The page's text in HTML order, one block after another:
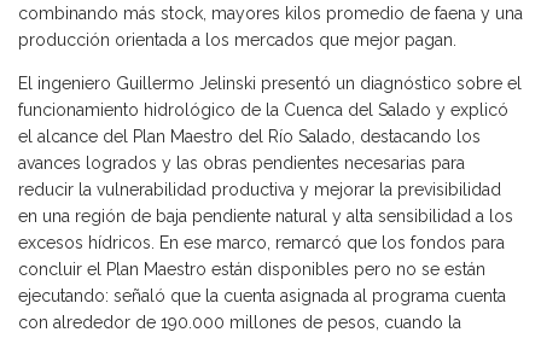
combinando más stock, mayores kilos promedio de faena y una
producción orientada a los mercados que mejor pagan.
El ingeniero Guillermo Jelinski presentó un diagnóstico sobre el
funcionamiento hidrológico de la Cuenca del Salado y explicó
el alcance del Plan Maestro del Río Salado, destacando los
avances logrados y las obras pendientes necesarias para
reducir la vulnerabilidad productiva y mejorar la previsibilidad
en una región de baja pendiente natural y alta sensibilidad a los
excesos hídricos. En ese marco, remarcó que los fondos para
concluir el Plan Maestro están disponibles pero no se están
ejecutando: señaló que la cuenta asignada al programa cuenta
con alrededor de 190.000 millones de pesos, cuando la